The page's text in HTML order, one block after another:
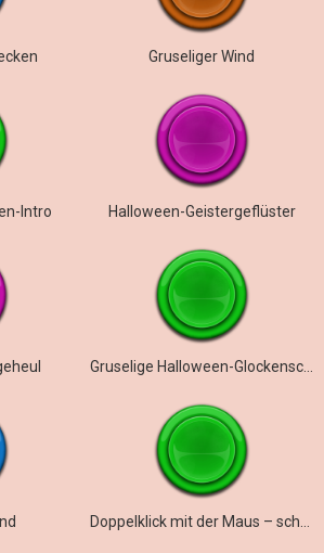
Gruseliger Wind
Intro Halloween-Geistergeflüster
Gruselige Halloween-Glockenschleife